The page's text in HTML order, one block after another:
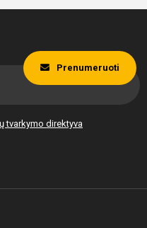
tvarkymo direktyva
Prenumeruoti